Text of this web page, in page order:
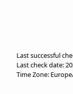
Last successful
Last check date:
Time Zone: